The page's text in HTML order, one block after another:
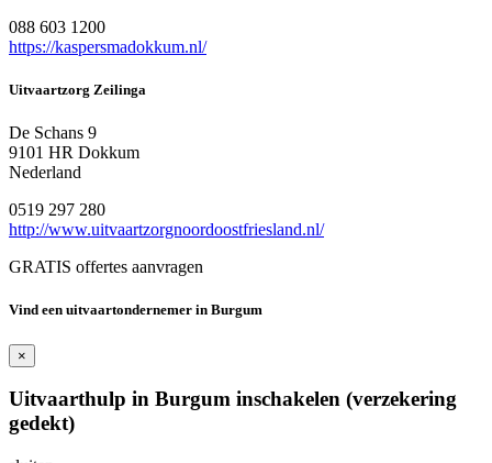
088 603 1200
https://kaspersmadokkum.nl/
Uitvaartzorg Zeilinga
De Schans 9
9101 HR Dokkum
Nederland
0519 297 280
http://www.uitvaartzorgnoordoostfriesland.nl/
GRATIS offertes aanvragen
Vind een uitvaartondernemer in Burgum
×
Uitvaarthulp in Burgum inschakelen (verzekering
gedekt)